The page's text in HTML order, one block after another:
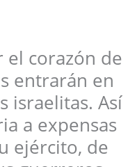
el corazón de
entrarán en
israelitas. Así
a expensas
ejército, de